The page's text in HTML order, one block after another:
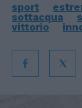
sport
sottacqua
vittorio